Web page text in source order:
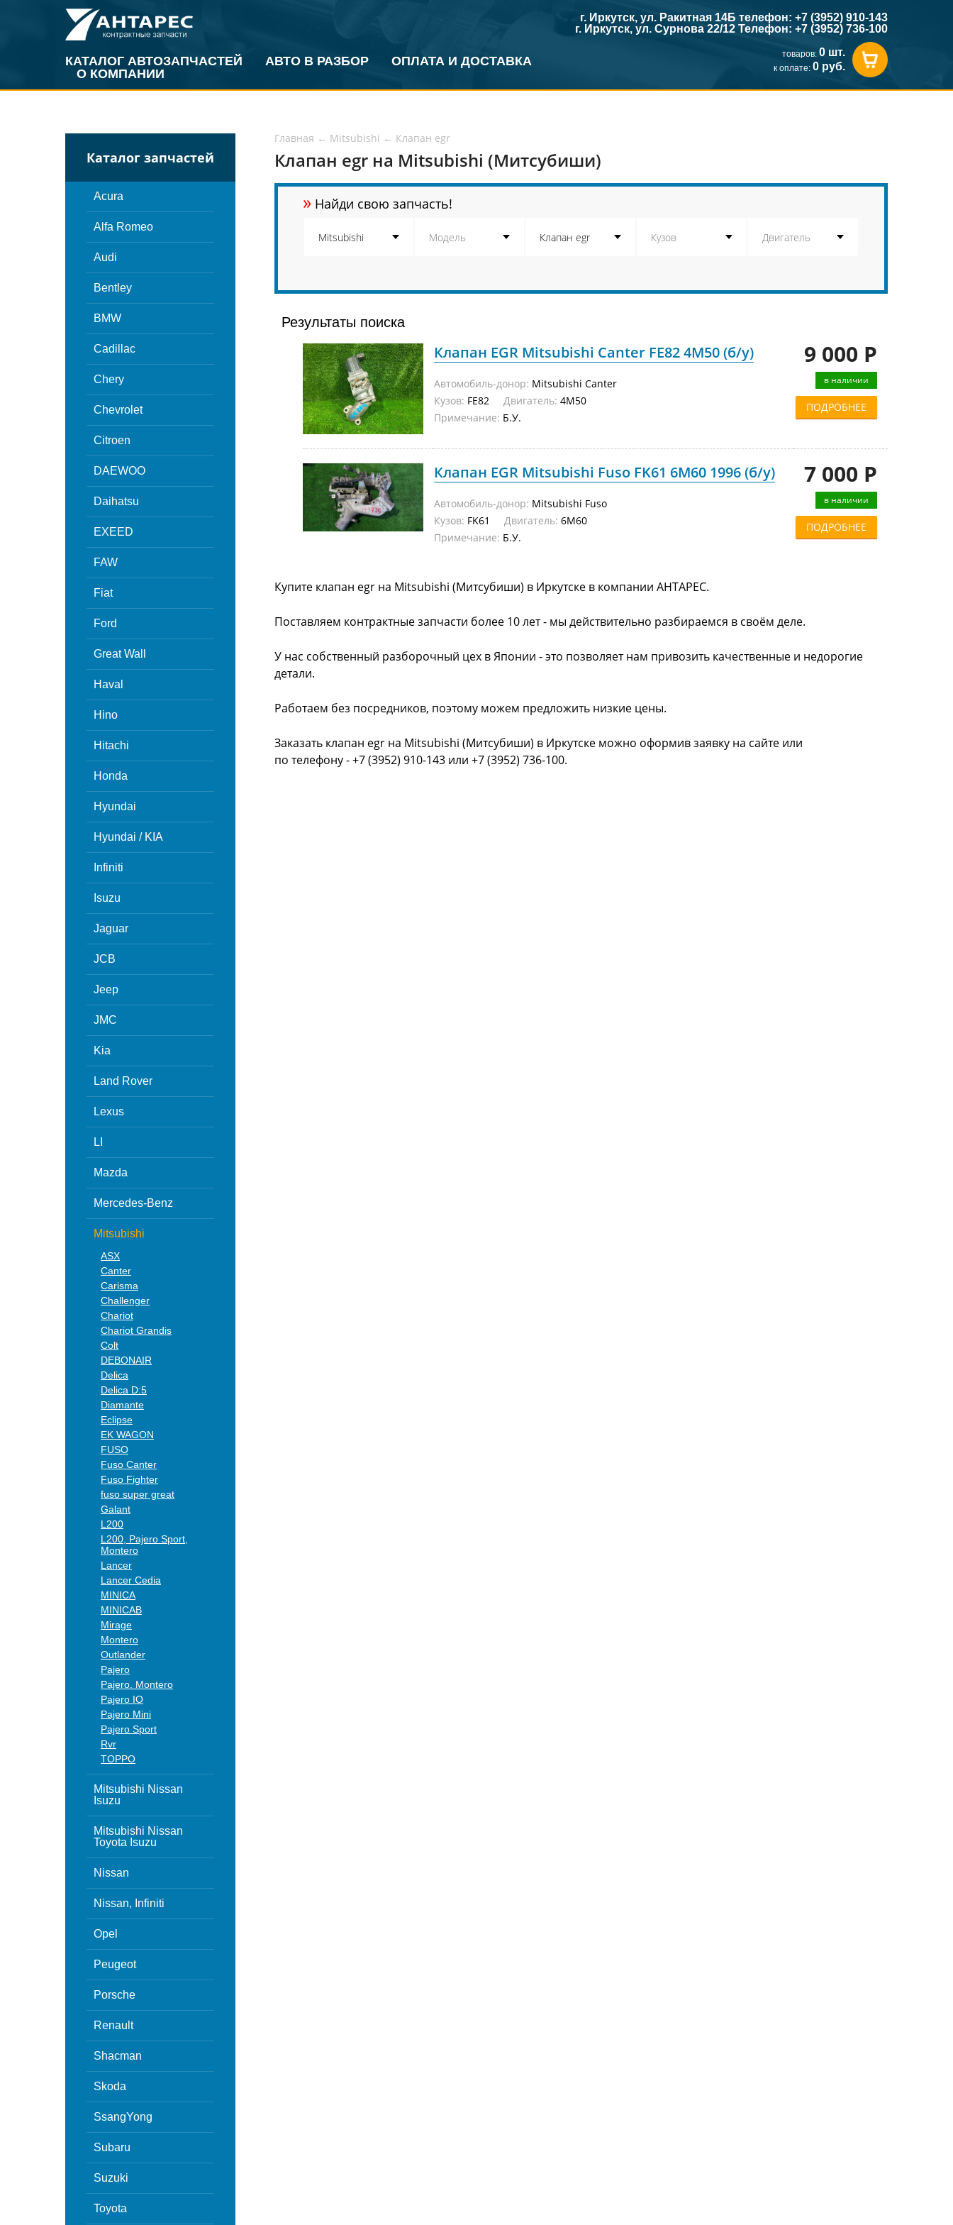
КАТАЛОГ АВТОЗАПЧАСТЕЙ АВТО В РАЗБОР
ОПЛАТА И ДОСТАВКА
О КОМПАНИИ
г. Иркутск, ул. Ракитная 14Б телефон: +7 (3952) 910-143
г. Иркутск, ул. Сурнова 22/12 Телефон: +7 (3952) 736-100
товаров: 0 шт.
к оплате: 0 руб.
Каталог запчастей
Acura
Alfa Romeo
Audi
Bentley
BMW
Cadillac
Chery
Chevrolet
Citroen
DAEWOO
Daihatsu
EXEED
FAW
Fiat
Ford
Great Wall
Haval
Hino
Hitachi
Honda
Hyundai
Hyundai / KIA
Infiniti
Isuzu
Jaguar
JCB
Jeep
JMC
Kia
Land Rover
Lexus
LI
Mazda
Mercedes-Benz
Mitsubishi
ASX
Canter
Carisma
Challenger
Chariot
Chariot Grandis
Colt
DEBONAIR
Delica
Delica D:5
Diamante
Eclipse
EK WAGON
FUSO
Fuso Canter
Fuso Fighter
fuso super great
Galant
L200
L200, Pajero Sport,
Montero
Lancer
Lancer Cedia
MINICA
MINICAB
Mirage
Montero
Outlander
Pajero
Pajero. Montero
Pajero IO
Pajero Mini
Pajero Sport
Rvr
TOPPO
Mitsubishi Nissan
Isuzu
Mitsubishi Nissan
Toyota Isuzu
Nissan
Nissan, Infiniti
Opel
Peugeot
Porsche
Renault
Shacman
Skoda
SsangYong
Subaru
Suzuki
Toyota
Главная ← Mitsubishi ← Клапан egr
Клапан egr на Mitsubishi (Митсубиши)
» Найди свою запчасть!
Результаты поиска
Клапан EGR Mitsubishi Canter FE82 4M50 (б/у)
Автомобиль-донор: Mitsubishi Canter
Кузов: FE82 Двигатель: 4M50
Примечание: Б.У.
9 000 Р
в наличии
ПОДРОБНЕЕ
Клапан EGR Mitsubishi Fuso FK61 6M60 1996 (б/у)
Автомобиль-донор: Mitsubishi Fuso
Кузов: FK61 Двигатель: 6M60
Примечание: Б.У.
7 000 Р
в наличии
ПОДРОБНЕЕ
Купите клапан egr на Mitsubishi (Митсубиши) в Иркутске в компании АНТАРЕС.
Поставляем контрактные запчасти более 10 лет - мы действительно разбираемся в своём деле.
У нас собственный разборочный цех в Японии - это позволяет нам привозить качественные и недорогие
детали.
Работаем без посредников, поэтому можем предложить низкие цены.
Заказать клапан egr на Mitsubishi (Митсубиши) в Иркутске можно оформив заявку на сайте или
по телефону - +7 (3952) 910-143 или +7 (3952) 736-100.